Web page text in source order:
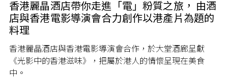
香港麗晶酒店帶你走進「電」粉質之旅， 由酒
店與香港電影導演會合力創作以港產片為題的
料理
香港麗晶酒店與香港電影導演會合作，於大堂酒廊呈獻
《光影中的香港滋味》，把屬於港人的情懷呈現在美食
中。